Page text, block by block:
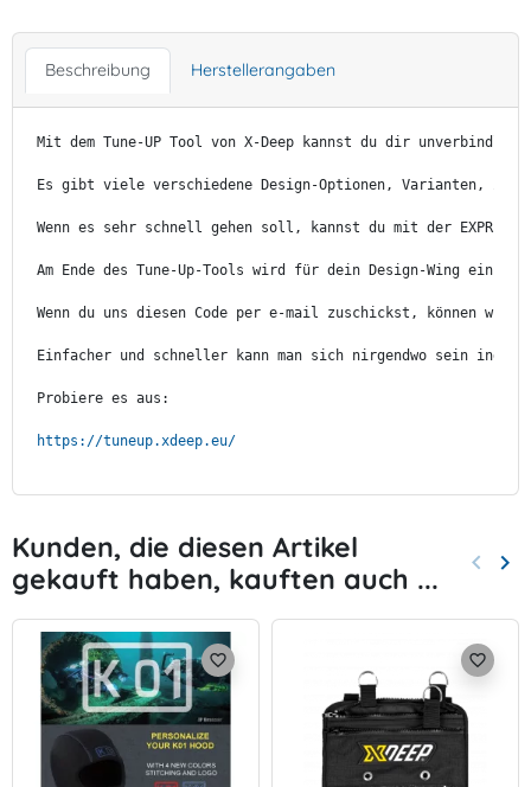
Beschreibung Herstellerangaben
Mit dem Tune-UP Tool von X-Deep kannst du dir
Es gibt viele verschiedene Design-Optionen, Varianten,
Wenn es sehr schnell gehen soll, kannst du mit der
Am Ende des Tune-Up-Tools wird für dein Design-Wing ein
Wenn du uns diesen Code per e-mail zuschickst, können
Einfacher und schneller kann man sich nirgendwo sein
Probiere es aus:
https://tuneup.xdeep.eu/
Kunden, die diesen Artikel
gekauft haben, kauften auch ...
Zurück
keyboard_arrow_left keyboard_arrow_right
favorite_border favorite_border